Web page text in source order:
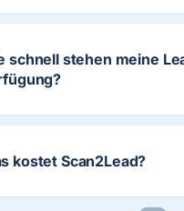
schnell stehen meine
kostet Scan2Lead?